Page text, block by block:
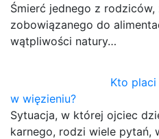
Śmierć jednego z rodziców,
zobowiązanego do
wątpliwości natury…
Kto
w więzieniu?
Sytuacja, w której ojciec
karnego, rodzi wiele pytań,